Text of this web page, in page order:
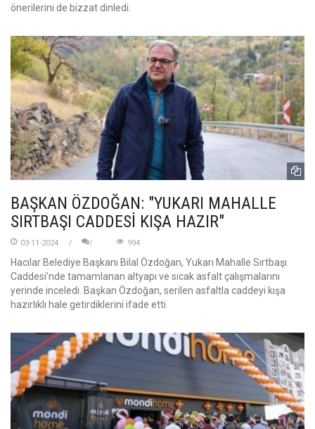
önerilerini de bizzat dinledi.
BAŞKAN ÖZDOĞAN: "YUKARI MAHALLE
SIRTBAŞI CADDESİ KIŞA HAZIR"
03-11-2024 994
Hacılar Belediye Başkanı Bilal Özdoğan, Yukarı Mahalle Sırtbaşı
Caddesi’nde tamamlanan altyapı ve sıcak asfalt çalışmalarını
yerinde inceledi. Başkan Özdoğan, serilen asfaltla caddeyi kışa
hazırlıklı hale getirdiklerini ifade etti.